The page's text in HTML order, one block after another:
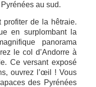
au sud.
profiter de la hêtraie.
en surplombant la
panorama
le col d’Andorre à
Ce versant exposé
ouvrez l’œil ! Vous
des Pyrénées